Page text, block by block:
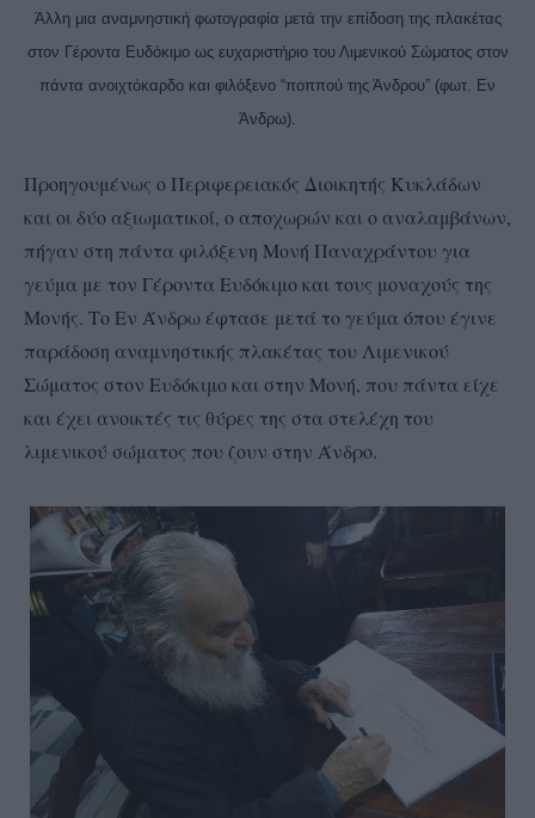
Άλλη μια αναμνηστική φωτογραφία μετά την επίδοση της πλακέτας
στον Γέροντα Ευδόκιμο ως ευχαριστήριο του Λιμενικού Σώματος στον
πάντα ανοιχτόκαρδο και φιλόξενο “ποππού της Άνδρου” (φωτ. Εν
Άνδρω).
Προηγουμένως ο Περιφερειακός Διοικητής Κυκλάδων
και οι δύο αξιωματικοί, ο αποχωρών και ο αναλαμβάνων,
πήγαν στη πάντα φιλόξενη Μονή Παναχράντου για
γεύμα με τον Γέροντα Ευδόκιμο και τους μοναχούς της
Μονής. Το Εν Άνδρω έφτασε μετά το γεύμα όπου έγινε
παράδοση αναμνηστικής πλακέτας του Λιμενικού
Σώματος στον Ευδόκιμο και στην Μονή, που πάντα είχε
και έχει ανοικτές τις θύρες της στα στελέχη του
λιμενικού σώματος που ζουν στην Άνδρο.